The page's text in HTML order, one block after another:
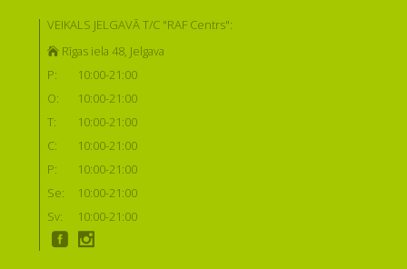
VEIKALS JELGAVĀ T/C "RAF Centrs":
Rīgas iela 48, Jelgava
P:
10:00-21:00
O:
10:00-21:00
T:
10:00-21:00
C:
10:00-21:00
P:
10:00-21:00
Se:
10:00-21:00
Sv:
10:00-21:00